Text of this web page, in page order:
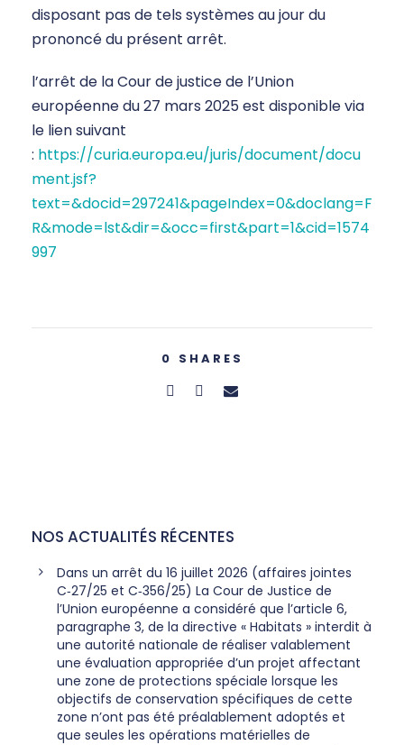
disposant pas de tels systèmes au jour du
prononcé du présent arrêt.
l’arrêt de la Cour de justice de l’Union
européenne du 27 mars 2025 est disponible via
le lien suivant
: https://curia.europa.eu/juris/document/docu
ment.jsf?
text=&docid=297241&pageIndex=0&doclang=F
R&mode=lst&dir=&occ=first&part=1&cid=1574
997
0 SHARES
NOS ACTUALITÉS RÉCENTES
Dans un arrêt du 16 juillet 2026 (affaires jointes
C‑27/25 et C‑356/25) La Cour de Justice de
l’Union européenne a considéré que l’article 6,
paragraphe 3, de la directive « Habitats » interdit à
une autorité nationale de réaliser valablement
une évaluation appropriée d’un projet affectant
une zone de protections spéciale lorsque les
objectifs de conservation spécifiques de cette
zone n’ont pas été préalablement adoptés et
que seules les opérations matérielles de